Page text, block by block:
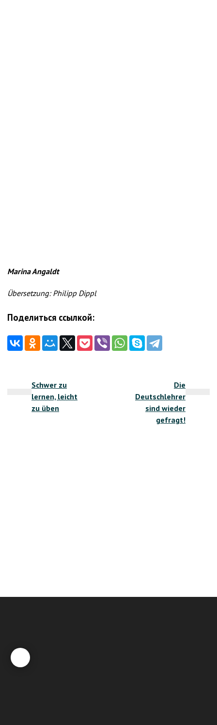
Marina Angaldt
Übersetzung: Philipp Dippl
Поделиться ссылкой:
Schwer zu
lernen, leicht
zu üben
Die
Deutschlehrer
sind wieder
gefragt!